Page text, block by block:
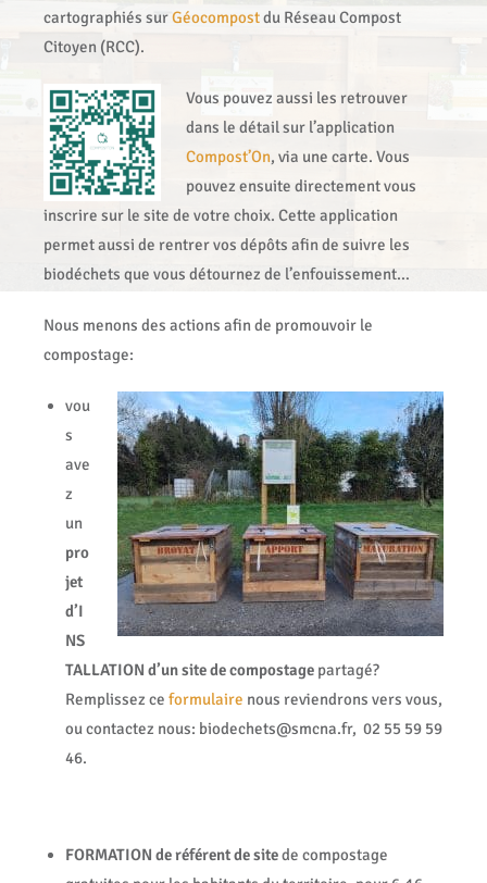
cartographiés surGéocompostdu Réseau Compost
Citoyen (RCC).
Vous pouvez aussi les retrouver
dans le détail sur l’application
Compost’On, via une carte. Vous
pouvez ensuite directement vous
inscrire sur le site de votre choix. Cette application
permet aussi de rentrer vos dépôts afin de suivre les
biodéchets que vous détournez de l’enfouissement…
Nous menons des actions afin de promouvoir le
compostage:
vou
s
ave
z
un
pro
jet
d’I
NS
TALLATION d’un site de compostage partagé?
Remplissez ce formulaire nous reviendrons vers vous,
ou contactez nous: biodechets@smcna.fr, 02 55 59 59
46.
FORMATION de référent de sitede compostage